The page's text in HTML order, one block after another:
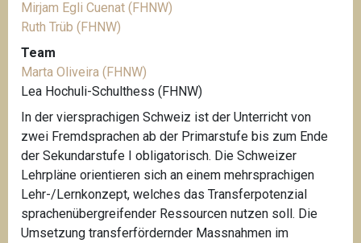
Mirjam Egli Cuenat (FHNW)
Ruth Trüb (FHNW)
Team
Marta Oliveira (FHNW)
Lea Hochuli-Schulthess (FHNW)
In der viersprachigen Schweiz ist der Unterricht von
zwei Fremdsprachen ab der Primarstufe bis zum Ende
der Sekundarstufe I obligatorisch. Die Schweizer
Lehrpläne orientieren sich an einem mehrsprachigen
Lehr-/Lernkonzept, welches das Transferpotenzial
sprachenübergreifender Ressourcen nutzen soll. Die
Umsetzung transferfördernder Massnahmen im